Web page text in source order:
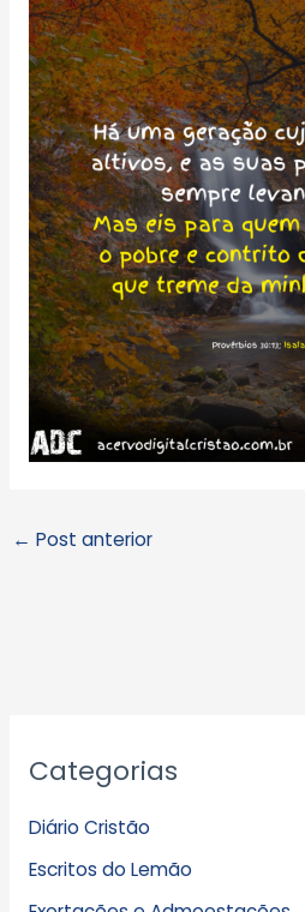
← Post anterior
Categorias
Diário Cristão
Escritos do Lemão
r
i